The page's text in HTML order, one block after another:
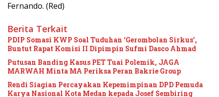
Fernando. (Red)
Berita Terkait
PDIP Somasi KWP Soal Tuduhan ‘Gerombolan Sirkus’,
Buntut Rapat Komisi II Dipimpin Sufmi Dasco Ahmad
Putusan Banding Kasus PET Tuai Polemik, JAGA
MARWAH Minta MA Periksa Peran Bakrie Group
Rendi Siagian Percayakan Kepemimpinan DPD Pemuda
Karya Nasional Kota Medan kepada Josef Sembiring